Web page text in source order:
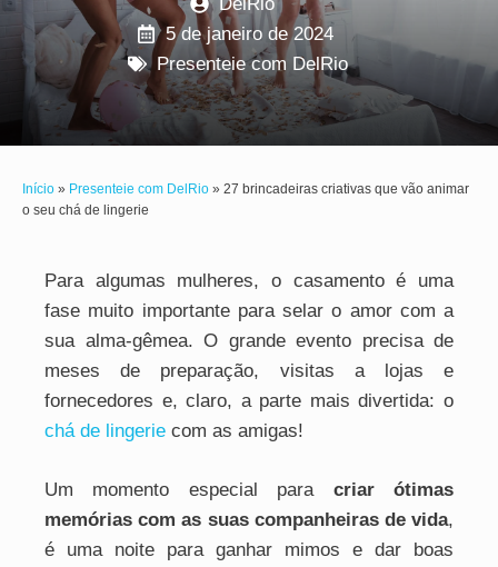
5 de janeiro de 2024
Presenteie com DelRio
Início » Presenteie com DelRio » 27 brincadeiras criativas que vão animar
o seu chá de lingerie
Para algumas mulheres, o casamento é uma
fase muito importante para selar o amor com a
sua alma-gêmea. O grande evento precisa de
meses de preparação, visitas a lojas e
fornecedores e, claro, a parte mais divertida: o
chá de lingerie com as amigas!
Um momento especial para criar ótimas
memórias com as suas companheiras de vida,
é uma noite para ganhar mimos e dar boas